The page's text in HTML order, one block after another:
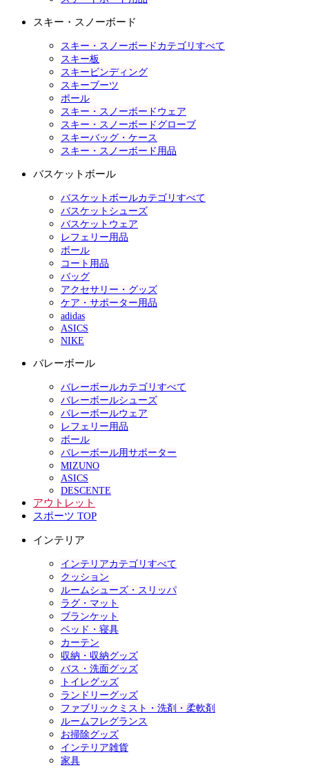
スキー・スノーボード
スキー・スノーボードカテゴリすべて
スキー板
スキービンディング
スキーブーツ
ポール
スキー・スノーボードウェア
スキー・スノーボードグローブ
スキーバッグ・ケース
スキー・スノーボード用品
バスケットボール
バスケットボールカテゴリすべて
バスケットシューズ
バスケットウェア
レフェリー用品
ボール
コート用品
バッグ
アクセサリー・グッズ
ケア・サポーター用品
adidas
ASICS
NIKE
バレーボール
バレーボールカテゴリすべて
バレーボールシューズ
バレーボールウェア
レフェリー用品
ボール
バレーボール用サポーター
MIZUNO
ASICS
DESCENTE
アウトレット
スポーツ TOP
インテリア
インテリアカテゴリすべて
クッション
ルームシューズ・スリッパ
ラグ・マット
ブランケット
ベッド・寝具
カーテン
収納・収納グッズ
バス・洗面グッズ
トイレグッズ
ランドリーグッズ
ファブリックミスト・洗剤・柔軟剤
ルームフレグランス
お掃除グッズ
インテリア雑貨
家具